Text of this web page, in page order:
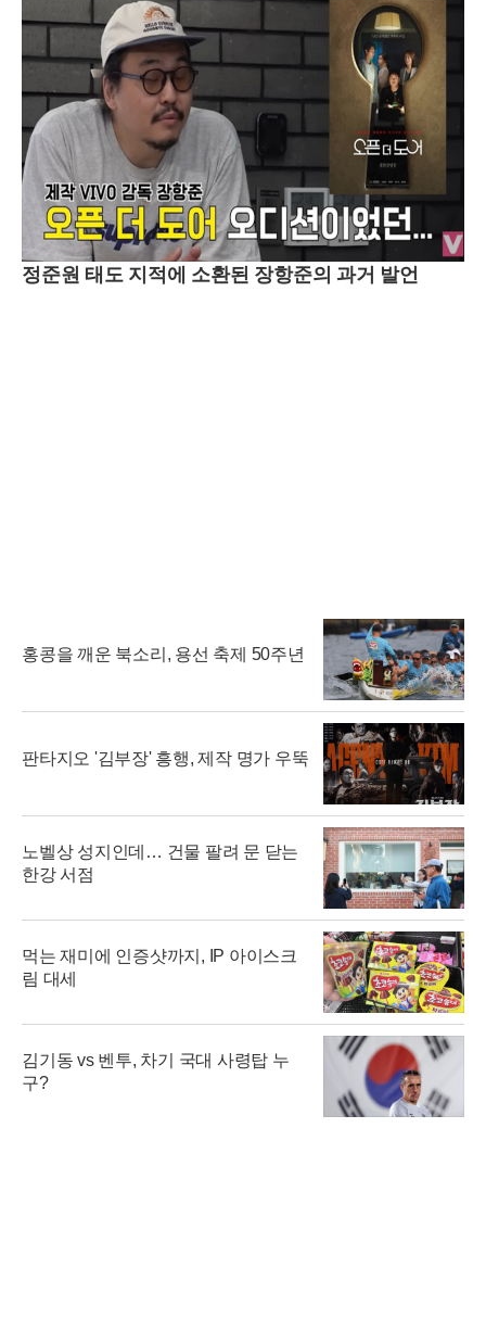
정준원 태도 지적에 소환된 장항준의 과거 발언
홍콩을 깨운 북소리, 용선 축제 50주년
판타지오 '김부장' 흥행, 제작 명가 우뚝
노벨상 성지인데… 건물 팔려 문 닫는
한강 서점
먹는 재미에 인증샷까지, IP 아이스크
림 대세
김기동 vs 벤투, 차기 국대 사령탑 누
구?